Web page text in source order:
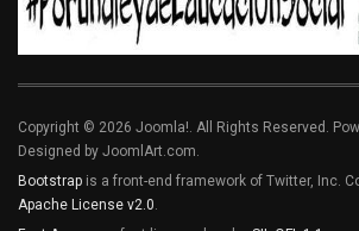
Copyright © 2026 Joomla!. All Rights Reserved.
Designed by JoomlArt.com.
Bootstrap is a front-end framework of Twitter, Inc.
Apache License v2.0